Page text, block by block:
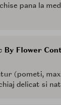
pana la
Flower
(pometi,
delicat si